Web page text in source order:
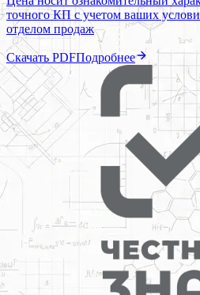
точного КП с учетом ваших
отделом продаж
Скачать PDFПодробнее